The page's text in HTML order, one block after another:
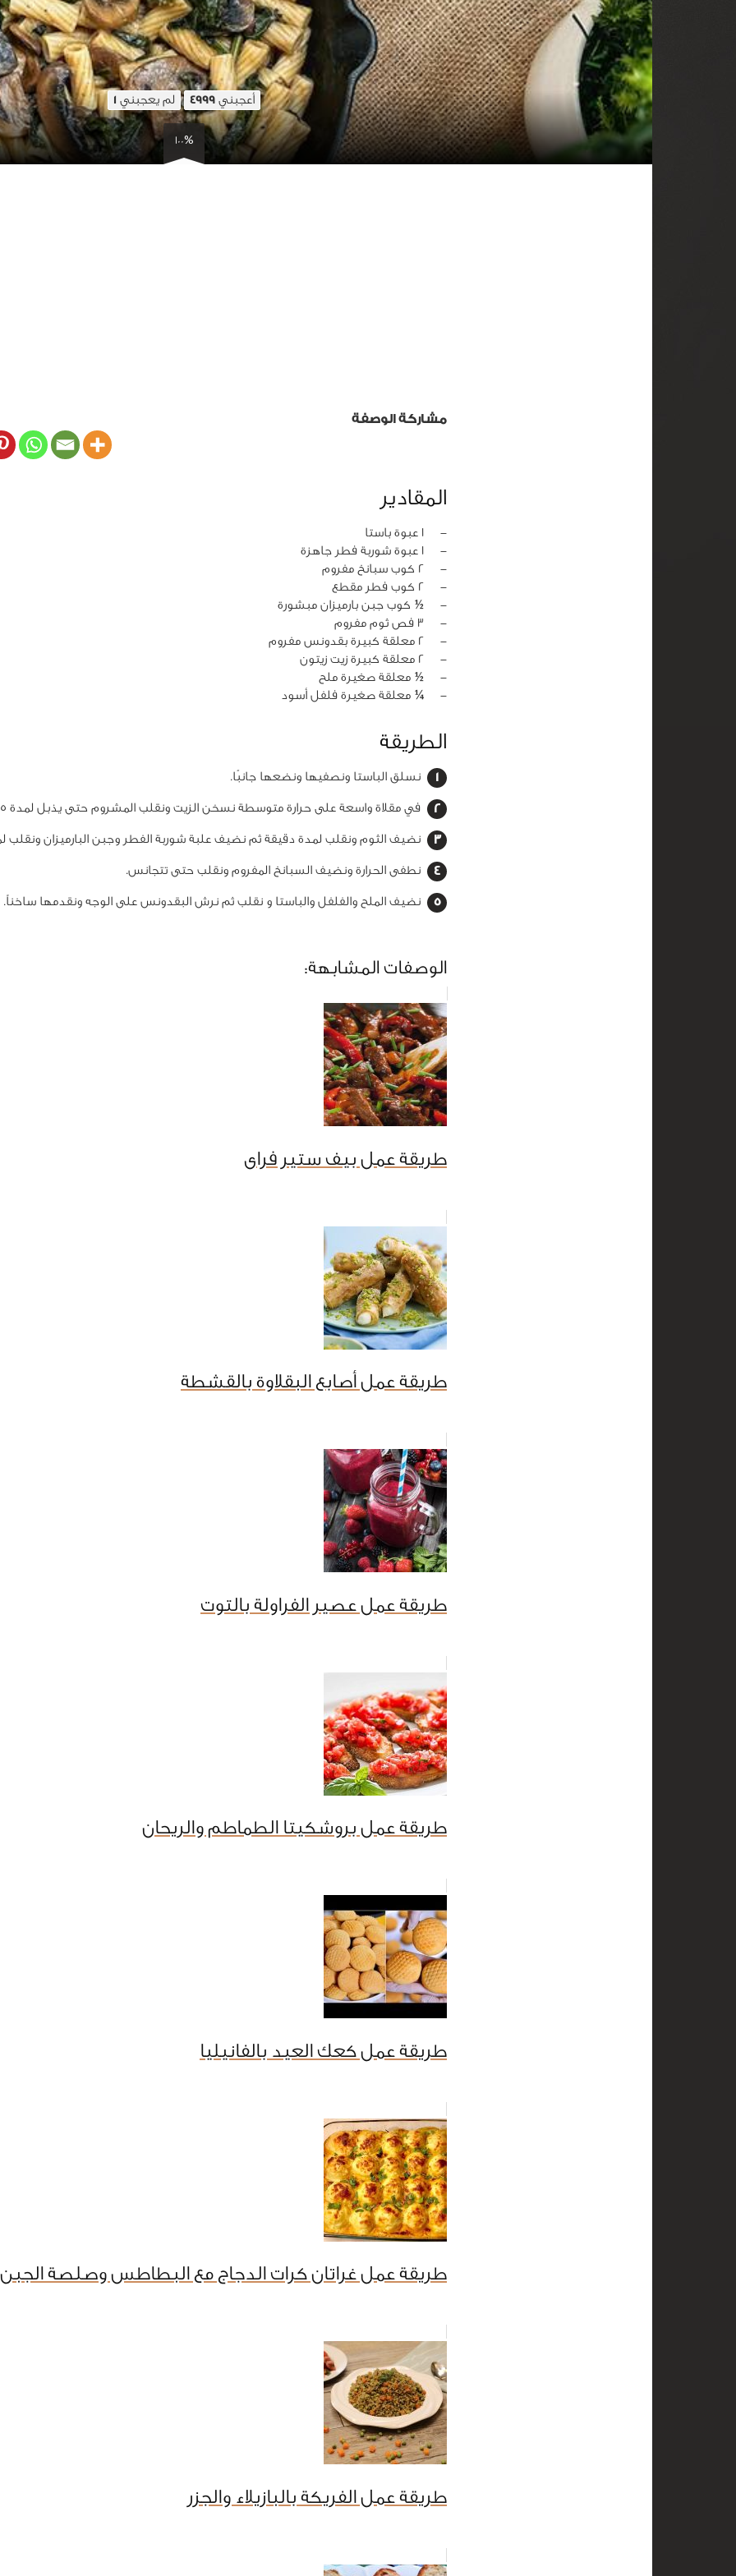
أعجبني 4999 لم يعجبني 1
100%
مشاركة الوصفة
المقادير
‏-
1 عبوة باستا
‏-
1 عبوة شوربة فطر جاهزة
‏-
2 كوب سبانخ مفروم
‏-
2 كوب فطر مقطع
‏-
½ كوب جبن بارميزان مبشورة
‏-
3 فص ثوم مفروم
‏-
2 معلقة كبيرة بقدونس مفروم
‏-
2 معلقة كبيرة زيت زيتون
‏-
½ معلقة صغيرة ملح
‏-
¼ معلقة صغيرة فلفل أسود
الطريقة
نسلق الباستا ونصفيها ونضعها جانبًا.
في مقلاة واسعة على حرارة متوسطة نسخن الزيت ونقلب المشروم حتى يذبل لمدة 5 دقائق.
نضيف الثوم ونقلب لمدة دقيقة ثم نضيف علبة شوربة الفطر وجبن البارميزان ونقلب
نطفى الحرارة ونضيف السبانخ المفروم ونقلب حتى تتجانس.
نضيف الملح والفلفل والباستا و نقلب ثم نرش البقدونس على الوجه ونقدمها ساخناً.
الوصفات المشابهة:
طريقة عمل بيف ستير فراى
طريقة عمل أصابع البقلاوة بالقشطة
طريقة عمل عصير الفراولة بالتوت
طريقة عمل بروشكيتا الطماطم والريحان
طريقة عمل كعك العيد بالفانيليا
طريقة عمل غراتان كرات الدجاج مع البطاطس وصلصة الجبن
طريقة عمل الفريكة بالبازيلاء والجزر